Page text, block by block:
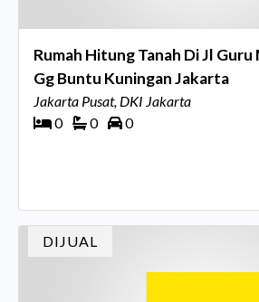
Rumah Hitung Tanah Di Jl
Gg Buntu Kuningan Jakarta
Jakarta Pusat, DKI Jakarta
0
0 0
DIJUAL